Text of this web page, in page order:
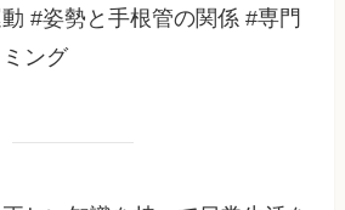
#姿勢と手根管の関係 #専門
ング